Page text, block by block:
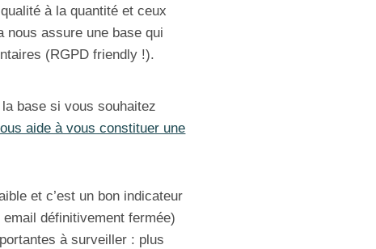
à la quantité et ceux
nous assure une base qui
(RGPD friendly !).
la base si vous souhaitez
aide à vous constituer une
et c’est un bon indicateur
définitivement fermée)
à surveiller : plus